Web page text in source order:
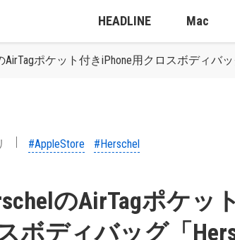
HEADLINE Mac
AirTagポケット付きiPhone用クロスボディバ
#AppleStore #Herschel
のAirTagポケッ
ボディバッグ「